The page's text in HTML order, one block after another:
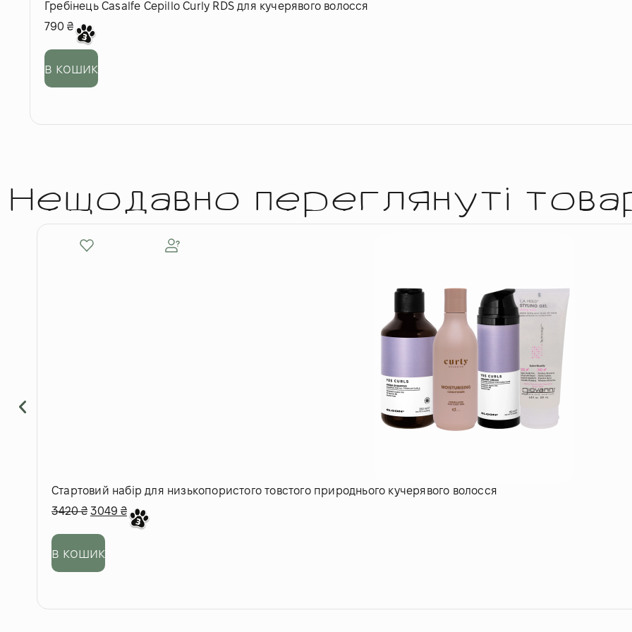
Гребінець Casalfe Cepillo Curly RDS для кучерявого волосся
790 ₴
в кошик
Нещодавно переглянуті
Стартовий набір для низькопористого товстого природнього кучерявого волосся
3420₴ 3049 ₴
в кошик